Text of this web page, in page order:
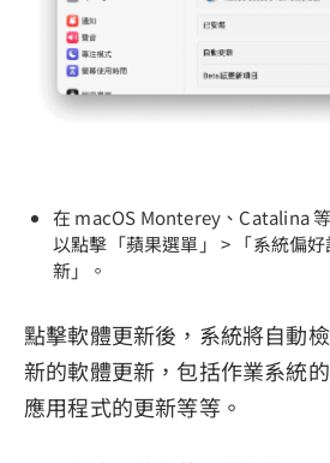
在 macOS Monterey、Catalina
以點擊「蘋果選單」 > 「系統偏
新」。
點擊軟體更新後，系統將自動
新的軟體更新，包括作業系統
應用程式的更新等等。